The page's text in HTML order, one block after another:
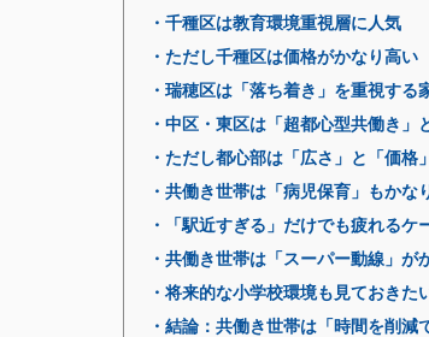
・千種区は教育環境重視層に人気
・ただし千種区は価格がかなり高い
・瑞穂区は「落ち着き」を重視する
・中区・東区は「超都心型共働き」
・ただし都心部は「広さ」と「価格
・共働き世帯は「病児保育」もかな
・「駅近すぎる」だけでも疲れるケ
・共働き世帯は「スーパー動線」が
・将来的な小学校環境も見ておきた
・結論：共働き世帯は「時間を削減